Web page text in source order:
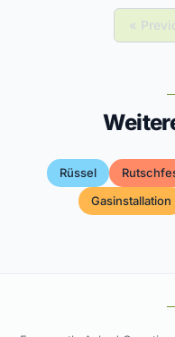
«
Rüssel
Gasinstallation